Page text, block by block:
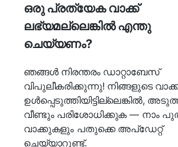
ഒരു പ്രത്യേക വാക്ക്
ലഭ്യമല്ലെങ്കിൽ എന്തു
ചെയ്യണം?
ഞങ്ങൾ നിരന്തരം ഡാറ്റാബേസ്
വിപുലീകരിക്കുന്നു! നിങ്ങളുടെ
ഉൾപ്പെടുത്തിയിട്ടില്ലെങ്കിൽ,
വീണ്ടും പരിശോധിക്കുക — നാം
വാക്കുകളും പതുക്കെ അപ്ഡേറ്റ്
ചെയ്യാറുണ്ട്.